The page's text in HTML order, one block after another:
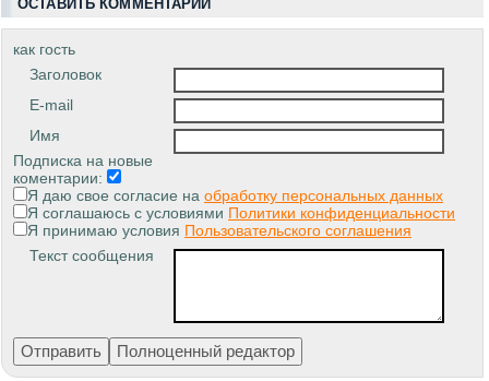
ОСТАВИТЬ КОММЕНТАРИЙ
как гость
Заголовок
E-mail
Имя
Подписка на новые
коментарии:
Я даю свое согласие на обработку персональных данных
Я соглашаюсь с условиями Политики конфиденциальности
Я принимаю условия Пользовательского соглашения
Текст сообщения